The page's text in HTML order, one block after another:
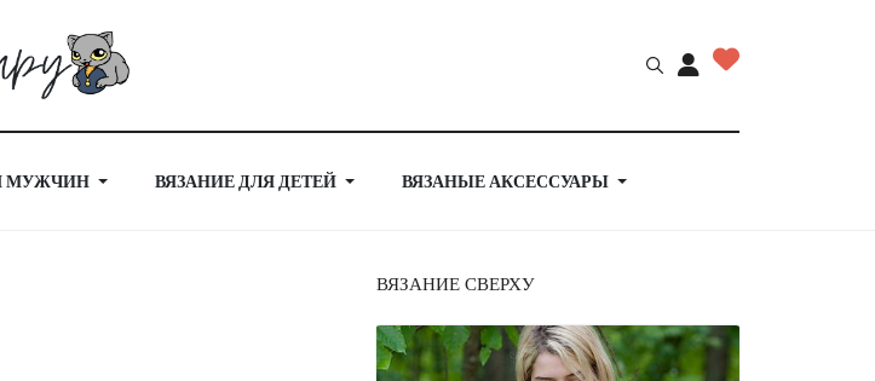
МУЖЧИН ВЯЗАНИЕ ДЛЯ ДЕТЕЙ ВЯЗАНЫЕ АКСЕССУАРЫ
ВЯЗАНИЕ СВЕРХУ